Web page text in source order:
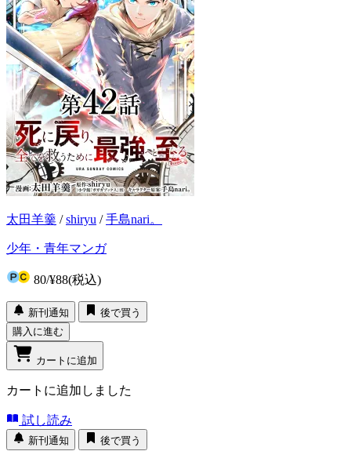
太田羊羹 /shiryu /手島nari。
少年・青年マンガ
80/¥88(税込)
新刊通知
後で買う
購入に進む
カートに追加
カートに追加しました
試し読み
新刊通知 後で買う